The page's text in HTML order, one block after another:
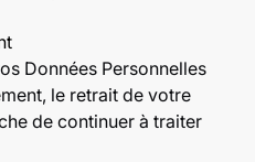
Données Personnelles
le retrait de votre
de continuer à traiter